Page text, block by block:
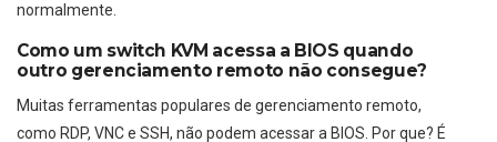
normalmente.
Como um switch KVM acessa a BIOS quando
outro gerenciamento remoto não consegue?
Muitas ferramentas populares de gerenciamento remoto,
como RDP, VNC e SSH, não podem acessar a BIOS. Por que? É